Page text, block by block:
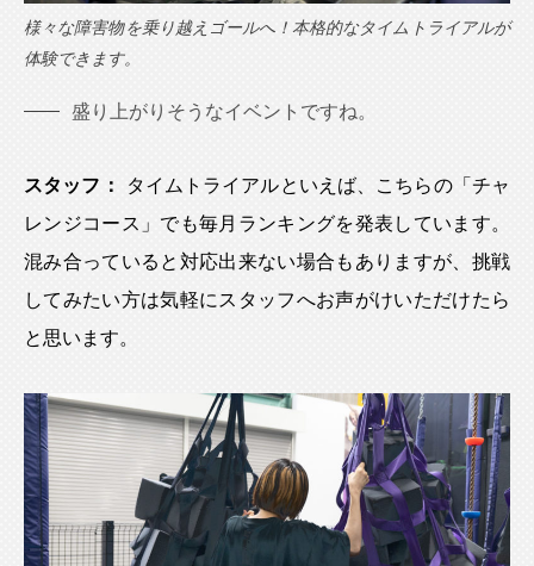
様々な障害物を乗り越えゴールへ！本格的なタイムトライアルが
体験できます。
盛り上がりそうなイベントですね。
スタッフ：
タイムトライアルといえば、こちらの「チャ
レンジコース」でも毎月ランキングを発表しています。
混み合っていると対応出来ない場合もありますが、挑戦
してみたい方は気軽にスタッフへお声がけいただけたら
と思います。